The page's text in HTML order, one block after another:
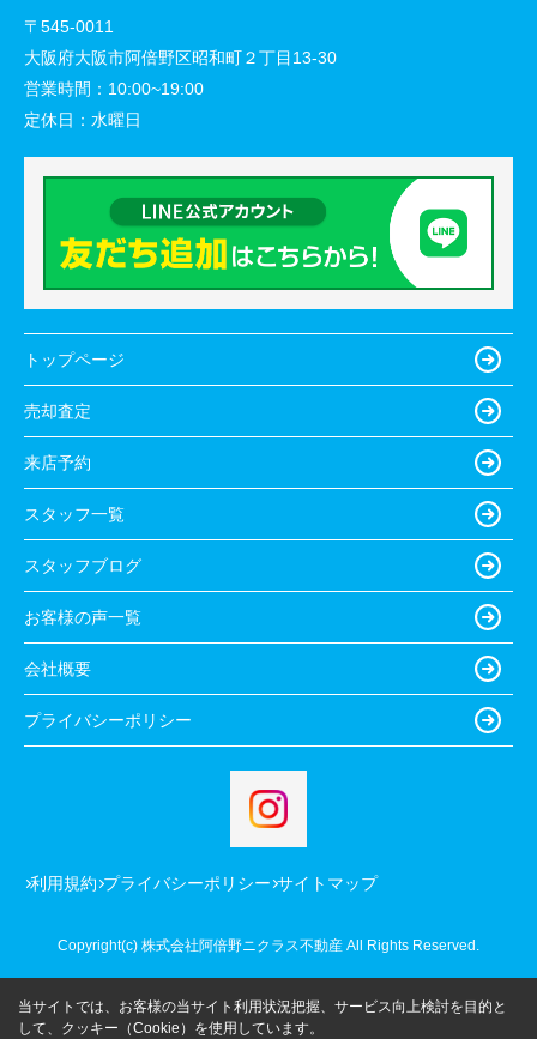
〒545-0011
大阪府大阪市阿倍野区昭和町２丁目13-30
営業時間： 10:00~19:00
定休日： 水曜日
トップページ
売却査定
来店予約
スタッフ一覧
スタッフブログ
お客様の声一覧
会社概要
プライバシーポリシー
利用規約 プライバシーポリシー サイトマップ
Copyright(c) 株式会社阿倍野ニクラス不動産 All Rights Reserved.
当サイトでは、お客様の当サイト利用状況把握、サービス向上検討を目的と
して、クッキー（Cookie）を使用しています。